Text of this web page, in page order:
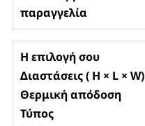
παραγγελία
Η επιλογή σου
Διαστάσεις ( H × L × W)
Θερμική απόδοση
Τύπος